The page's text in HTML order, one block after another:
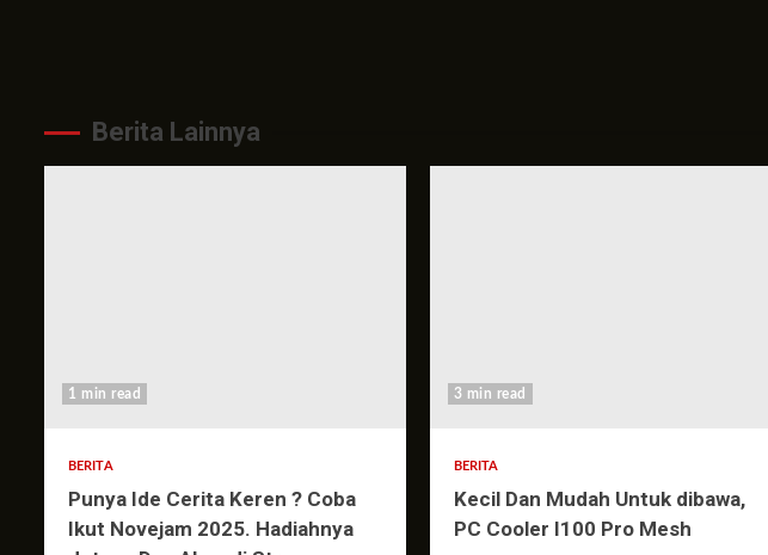
Berita Lainnya
1 min read
BERITA
Punya Ide Cerita Keren ? Coba
Ikut Novejam 2025. Hadiahnya
3 min read
BERITA
Kecil Dan Mudah Untuk dibawa,
PC Cooler I100 Pro Mesh